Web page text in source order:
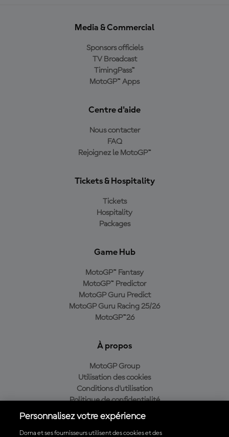
Media & Commercial
Sponsors officiels
TV Broadcast
TimingPass™
MotoGP™ Apps
Centre d'aide
Nous contacter
FAQ
Rejoignez le MotoGP™
Tickets & Hospitality
Tickets
Hospitality
Packages
Game Hub
MotoGP™ Fantasy
MotoGP™ Predictor
MotoGP Guru Predict
MotoGP Guru Racing 25/26
MotoGP™26
À propos
MotoGP Group
Utilisation des cookies
Conditions d'utilisation
Politique de confidentialité
Politique d’achat
Personnalisez votre expérience
Dorna et ses fournisseurs utilisent des cookies et des